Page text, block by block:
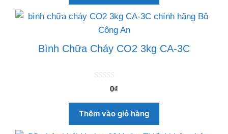
Bình Chữa Cháy CO2 3kg CA-3C
à
0₫
Thêm vào giỏ hàng